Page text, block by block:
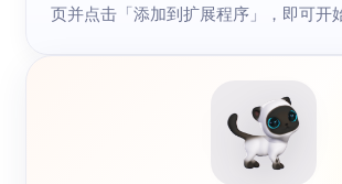
页并点击「添加到扩展程序」，即可开